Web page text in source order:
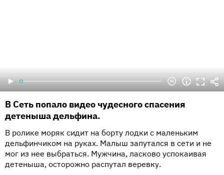
В Сеть попало видео чудесного спасения
детеныша дельфина.
В ролике моряк сидит на борту лодки с маленьким
дельфинчиком на руках. Малыш запутался в сети и не
мог из нее выбраться. Мужчина, ласково успокаивая
детеныша, осторожно распутал веревку.